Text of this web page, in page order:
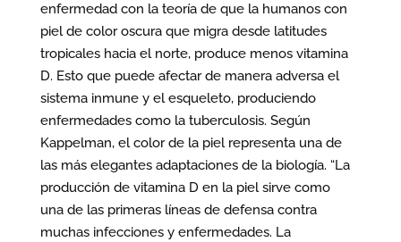
enfermedad con la teoría de que la humanos con
piel de color oscura que migra desde latitudes
tropicales hacia el norte, produce menos vitamina
D. Esto que puede afectar de manera adversa el
sistema inmune y el esqueleto, produciendo
enfermedades como la tuberculosis. Según
Kappelman, el color de la piel representa una de
las más elegantes adaptaciones de la biología. “La
producción de vitamina D en la piel sirve como
una de las primeras líneas de defensa contra
muchas infecciones y enfermedades. La